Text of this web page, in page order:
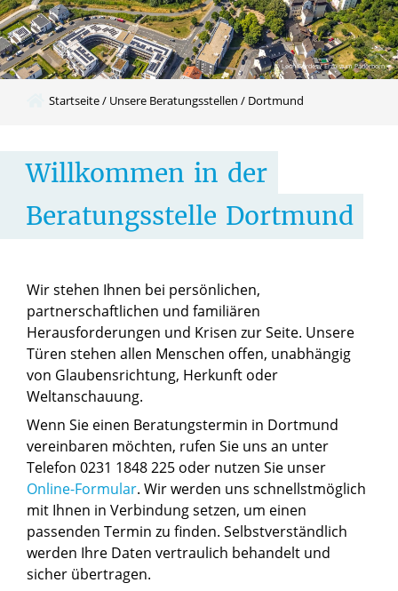
© Leon Gördes / Erzbistum Paderborn
Startseite/ Unsere Beratungsstellen / Dortmund
Willkommen in der
Beratungsstelle Dortmund
Wir stehen Ihnen bei persönlichen,
partnerschaftlichen und familiären
Herausforderungen und Krisen zur Seite. Unsere
Türen stehen allen Menschen offen, unabhängig
von Glaubensrichtung, Herkunft oder
Weltanschauung.
Wenn Sie einen Beratungstermin in Dortmund
vereinbaren möchten, rufen Sie uns an unter
Telefon 0231 1848 225 oder nutzen Sie unser
Online-Formular. Wir werden uns schnellstmöglich
mit Ihnen in Verbindung setzen, um einen
passenden Termin zu finden. Selbstverständlich
werden Ihre Daten vertraulich behandelt und
sicher übertragen.